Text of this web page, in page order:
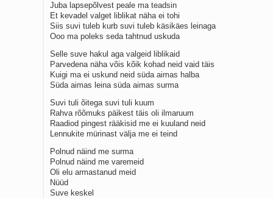
Juba lapsepõlvest peale ma teadsin
Et kevadel valget liblikat näha ei tohi
Siis suvi tuleb kurb suvi tuleb käsikäes leinaga
Ooo ma poleks seda tahtnud uskuda
Selle suve hakul aga valgeid liblikaid
Parvedena näha võis kõik kohad neid vaid täis
Kuigi ma ei uskund neid süda aimas halba
Süda aimas leina süda aimas surma
Suvi tuli õitega suvi tuli kuum
Rahva rõõmuks päikest täis oli ilmaruum
Raadiod pingest rääkisid me ei kuuland neid
Lennukite mürinast välja me ei teind
Polnud näind me surma
Polnud näind me varemeid
Oli elu armastanud meid
Nüüd
Suve keskel